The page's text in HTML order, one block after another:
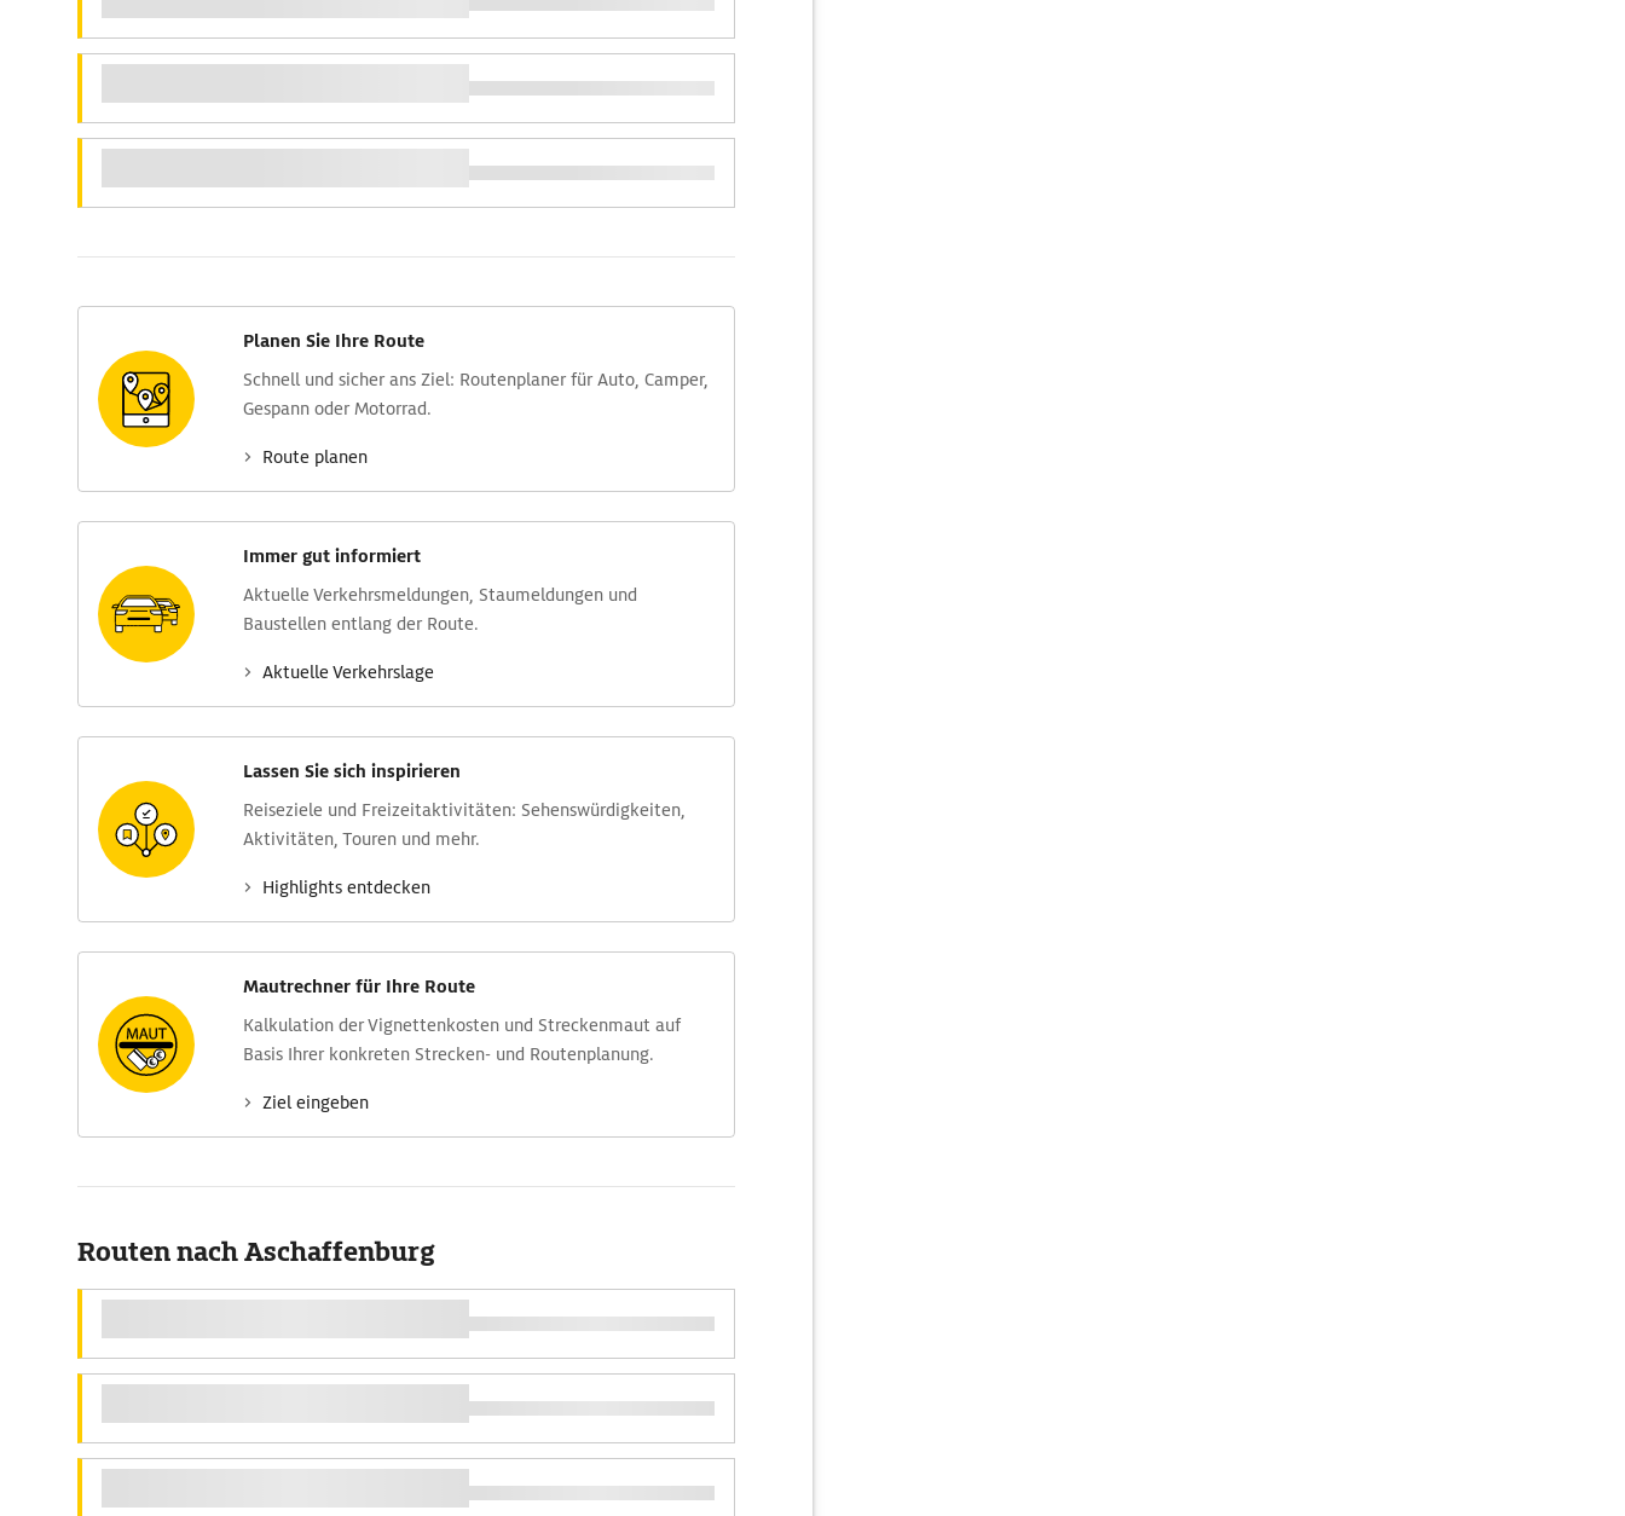
Planen Sie Ihre Route
Schnell und sicher ans Ziel: Routen­planer für Auto, Camper,
Gespann oder Motorrad.
Route planen
Immer gut informiert
Aktuelle Verkehrs­meldungen, Stau­meldungen und
Baustellen entlang der Route.
Aktuelle Verkehrs­lage
Lassen Sie sich inspirieren
Reise­ziele und Freizeit­aktivitäten: Sehens­würdig­keiten,
Aktivitäten, Touren und mehr.
Highlights entdecken
Mautrechner für Ihre Route
Kalkulation der Vignettenkosten und Streckenmaut auf
Basis Ihrer konkreten Strecken- und Routenplanung.
Ziel eingeben
Routen nach Aschaffenburg